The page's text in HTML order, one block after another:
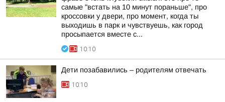
самые "встать на 10 минут пораньше", про
кроссовки у двери, про момент, когда ты
выходишь в парк и чувствуешь, как город
просыпается вместе с...
10:10
Дети позабавились – родителям отвечать
10:10